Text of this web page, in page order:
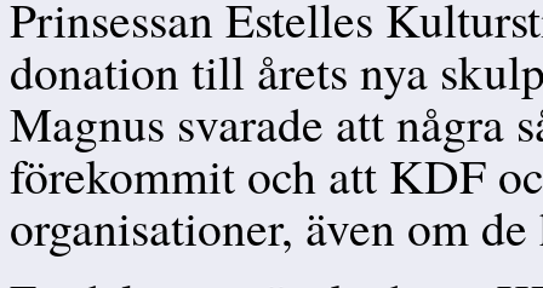
Prinsessan Estelles
donation till årets nya
Magnus svarade att några
förekommit och att KDF
organisationer, även om